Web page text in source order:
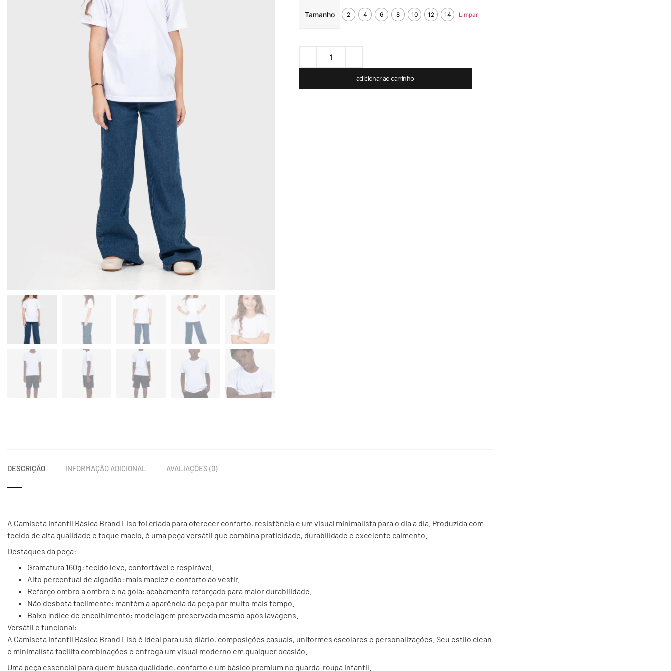
Tamanho 2 4 6 8 10 12 14 Limpar
adicionar ao carrinho
DESCRIÇÃO INFORMAÇÃO ADICIONAL AVALIAÇÕES (0)
A Camiseta Infantil Básica Brand Liso foi criada para oferecer conforto, resistência e um visual minimalista para o dia a dia. Produzida com
tecido de alta qualidade e toque macio, é uma peça versátil que combina praticidade, durabilidade e excelente caimento.
Destaques da peça:
Gramatura 160g: tecido leve, confortável e respirável.
Alto percentual de algodão: mais maciez e conforto ao vestir.
Reforço ombro a ombro e na gola: acabamento reforçado para maior durabilidade.
Não desbota facilmente: mantém a aparência da peça por muito mais tempo.
Baixo índice de encolhimento: modelagem preservada mesmo após lavagens.
Versátil e funcional:
A Camiseta Infantil Básica Brand Liso é ideal para uso diário, composições casuais, uniformes escolares e personalizações. Seu estilo clean
e minimalista facilita combinações e entrega um visual moderno em qualquer ocasião.
Uma peça essencial para quem busca qualidade, conforto e um básico premium no guarda-roupa infantil.